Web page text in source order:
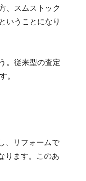
、スムストック
いうことになり
。従来型の査定
。
、リフォームで
ります。このあ